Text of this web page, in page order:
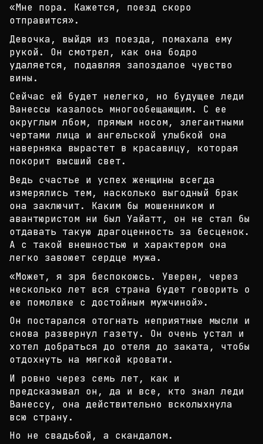
«Мне пора. Кажется, поезд скоро
отправится».
Девочка, выйдя из поезда, помахала ему
рукой. Он смотрел, как она бодро
удаляется, подавляя запоздалое чувство
вины.
Сейчас ей будет нелегко, но будущее леди
Ванессы казалось многообещающим. С ее
округлым лбом, прямым носом, элегантными
чертами лица и ангельской улыбкой она
наверняка вырастет в красавицу, которая
покорит высший свет.
Ведь счастье и успех женщины всегда
измерялись тем, насколько выгодный брак
она заключит. Каким бы мошенником и
авантюристом ни был Уайатт, он не стал бы
отдавать такую драгоценность за бесценок.
А с такой внешностью и характером она
легко завоюет сердце мужа.
«Может, я зря беспокоюсь. Уверен, через
несколько лет вся страна будет говорить о
ее помолвке с достойным мужчиной».
Он постарался отогнать неприятные мысли и
снова развернул газету. Он очень устал и
хотел добраться до отеля до заката, чтобы
отдохнуть на мягкой кровати.
И ровно через семь лет, как и
предсказывал он, да и все, кто знал леди
Ванессу, она действительно всколыхнула
всю страну.
Но не свадьбой, а скандалом.